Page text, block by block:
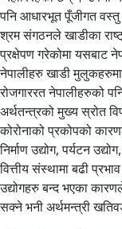
पनि आधारभूत पूँजीगत वस्तु
श्रम संगठनले खाडीका
प्रक्षेपण गरेकोमा यसबाट
नेपालीहरु खाडी मुलुकहरुमा
रोजगाररत नेपालीहरुको
अर्थतन्त्रको मुख्य स्रोत
कोरोनाको प्रकोपको
निर्माण उद्योग, पर्यटन
वित्तीय संस्थामा बढी
उद्योगहरु बन्द भएका
सक्ने भनी अर्थमन्त्री